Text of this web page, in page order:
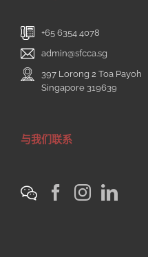
+65 6354 4078
admin@sfcca.sg
397 Lorong 2 Toa Payoh
Singapore 319639
与我们联系